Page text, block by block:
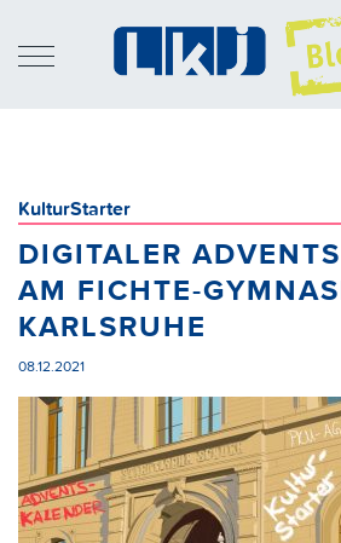
KulturStarter
DIGITALER
AM FICHTE-
KARLSRUHE
08.12.2021